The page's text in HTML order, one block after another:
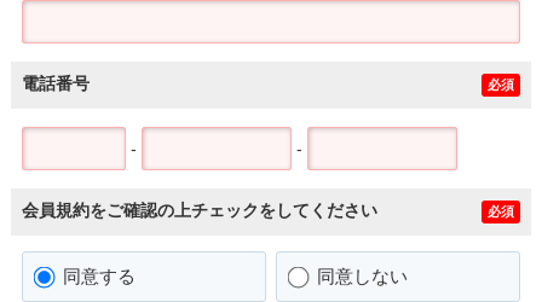
電話番号 必須
- -
会員規約をご確認の上チェックをしてください 必須
同意する 同意しない